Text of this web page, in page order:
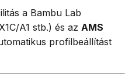
a Bambu Lab
A1 stb.) és az AMS
profilbeállítást